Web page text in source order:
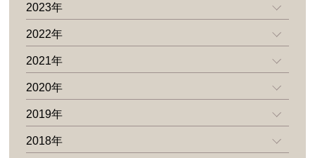
2023年
2022年
2021年
2020年
2019年
2018年